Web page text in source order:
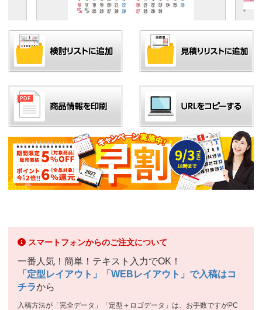
スマートフォンからのご注文について
一番人気！簡単！テキスト入力でOK！
「定型レイアウト」「WEBレイアウト」で入稿はコ
チラから
入稿方法が「完全データ」「定型＋ロゴデータ」は、お手数ですがPC